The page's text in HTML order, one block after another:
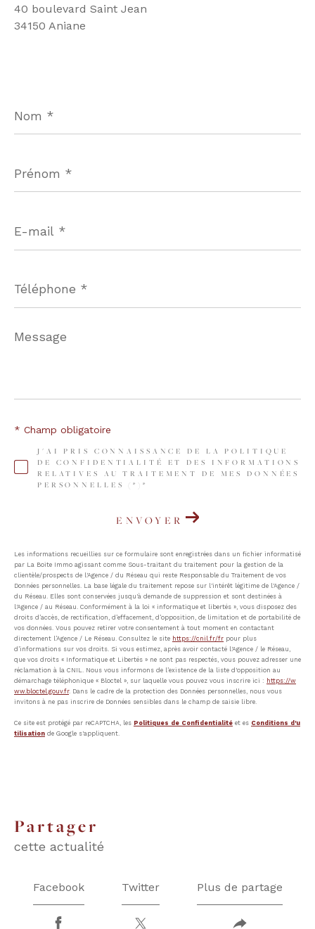
40 boulevard Saint Jean
34150 Aniane
*
*
mail
*
*
Message
*
J'AI PRIS CONNAISSANCE DE LA POLITIQUE
DE CONFIDENTIALITÉ ET DES INFORMATIONS
RELATIVES AU TRAITEMENT DE MES DONNÉES
PERSONNELLES (*)*
* Champ obligatoire
ENVOYER
Les informations recueillies sur ce formulaire sont enregistrées dans un fichier informatisé
par La Boite Immo agissant comme Sous-traitant du traitement pour la gestion de la
clientèle/prospects de l'Agence / du Réseau qui reste Responsable du Traitement de vos
Données personnelles. La base légale du traitement repose sur l'intérêt légitime de l'Agence /
du Réseau. Elles sont conservées jusqu'à demande de suppression et sont destinées à
l'Agence / au Réseau. Conformément à la loi « informatique et libertés », vous disposez des
droits d’accès, de rectification, d’effacement, d’opposition, de limitation et de portabilité de
vos données. Vous pouvez retirer votre consentement à tout moment en contactant
directement l’Agence / Le Réseau. Consultez le site https://cnil.fr/fr pour plus
d’informations sur vos droits. Si vous estimez, après avoir contacté l'Agence / le Réseau,
que vos droits « Informatique et Libertés » ne sont pas respectés, vous pouvez adresser une
réclamation à la CNIL. Nous vous informons de l’existence de la liste d'opposition au
démarchage téléphonique « Bloctel », sur laquelle vous pouvez vous inscrire ici : https://w
ww.bloctel.gouv.fr. Dans le cadre de la protection des Données personnelles, nous vous
invitons à ne pas inscrire de Données sensibles dans le champ de saisie libre.
Ce site est protégé par reCAPTCHA, les Politiques de Confidentialité et es Conditions d'u
tilisation de Google s'appliquent.
partager
cette actualité
Facebook Twitter Plus de partage